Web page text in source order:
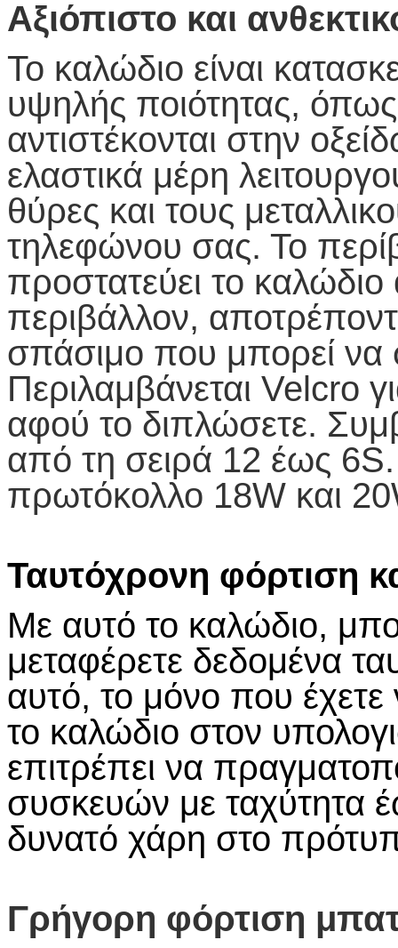
Αξιόπιστο και
Το καλώδιο είναι
υψηλής ποιότητας,
αντιστέκονται στην
ελαστικά μέρη
θύρες και τους
τηλεφώνου σας. Το
προστατεύει το
περιβάλλον,
σπάσιμο που μπορεί
Περιλαμβάνεται Velcro
αφού το διπλώσετε.
από τη σειρά 12 έως 6S.
πρωτόκολλο 18W και
Ταυτόχρονη φόρτιση
Με αυτό το καλώδιο,
μεταφέρετε δεδομένα
αυτό, το μόνο που έχετε
το καλώδιο στον
επιτρέπει να
συσκευών με ταχύτητα
δυνατό χάρη στο
Γρήγορη φόρτιση